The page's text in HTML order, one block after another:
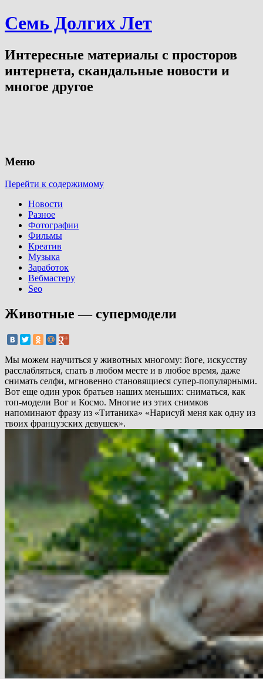
Семь Долгих Лет
Интересные материалы с просторов
интернета, скандальные новости и
многое другое
Меню
Перейти к содержимому
Новости
Разное
Фотографии
Фильмы
Креатив
Музыка
Заработок
Вебмастеру
Seo
Животные — супермодели
Мы можем научиться у животных многому: йоге, искусству
расслабляться, спать в любом месте и в любое время, даже
снимать селфи, мгновенно становящиеся супер-популярными.
Вот еще один урок братьев наших меньших: сниматься, как
топ-модели Вог и Космо. Многие из этих снимков
напоминают фразу из «Титаника» «Нарисуй меня как одну из
твоих французских девушек».